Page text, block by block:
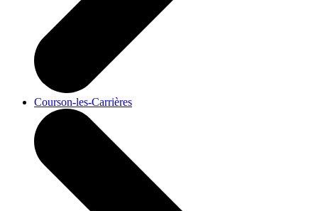
Courson-les-Carrières